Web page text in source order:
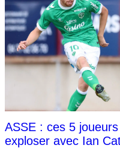
ASSE : ces 5
exploser avec Ian